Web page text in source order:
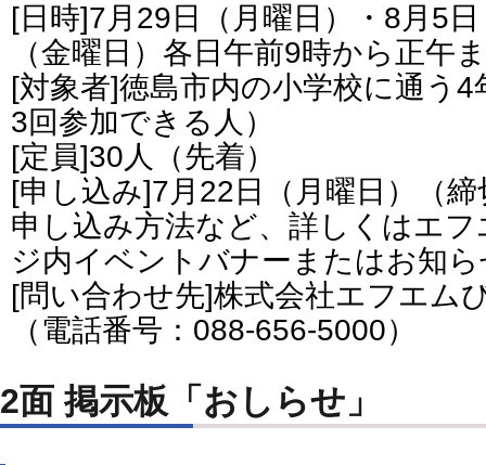
[日時]7月29日（月曜日）・8月5
（金曜日）各日午前9時から正午
[対象者]徳島市内の小学校に通う
3回参加できる人）
[定員]30人（先着）
[申し込み]7月22日（月曜日）（
申し込み方法など、詳しくはエ
ジ内イベントバナーまたはお知
[問い合わせ先]株式会社エフエム
（電話番号：088-656-5000）
2面 掲示板「おしらせ」